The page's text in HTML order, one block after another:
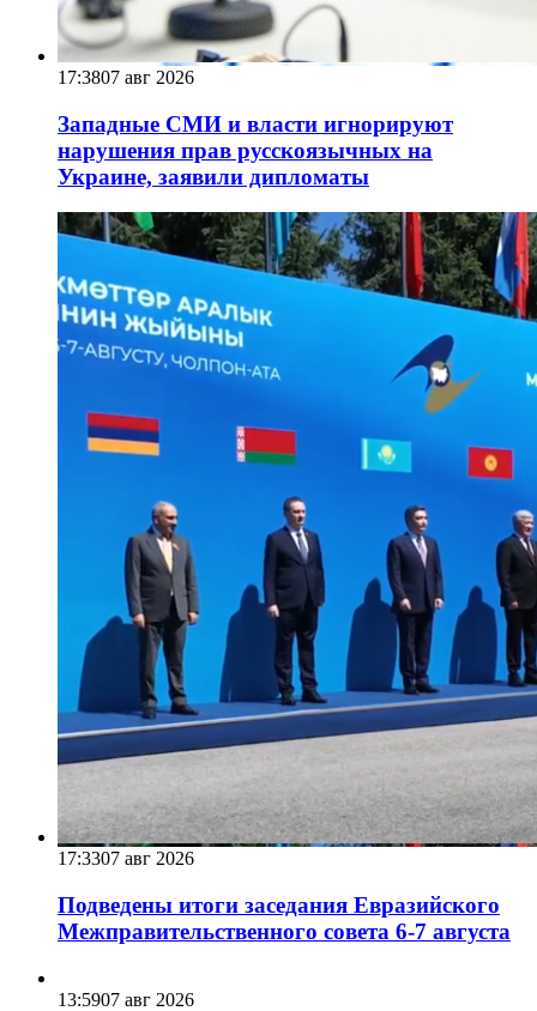
17:3807 авг 2026
Западные СМИ и власти игнорируют
нарушения прав русскоязычных на
Украине, заявили дипломаты
17:3307 авг 2026
Подведены итоги заседания Евразийского
Межправительственного совета 6-7 августа
13:5907 авг 2026